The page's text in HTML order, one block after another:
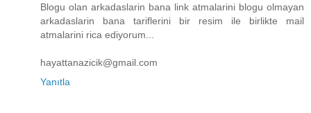
Blogu olan arkadaslarin bana link atmalarini blogu olmayan
arkadaslarin bana tariflerini bir resim ile birlikte mail
atmalarini rica ediyorum...
hayattanazicik@gmail.com
Yanıtla